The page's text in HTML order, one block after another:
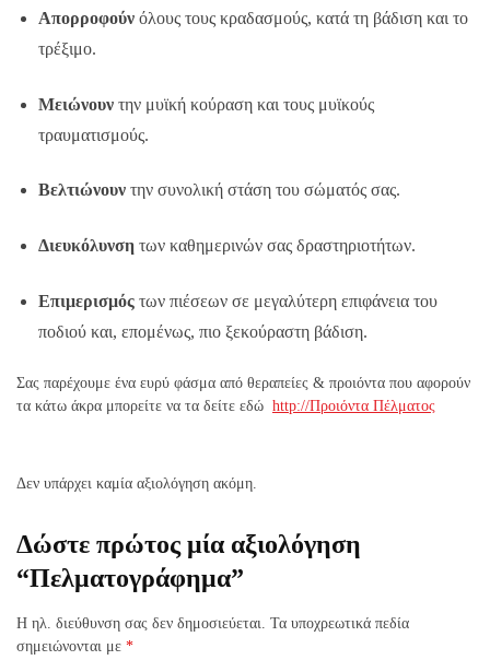
Απορροφούν όλους τους κραδασμούς, κατά τη βάδιση και το
τρέξιμο.
Μειώνουν την μυϊκή κούραση και τους μυϊκούς
τραυματισμούς.
Βελτιώνουν την συνολική στάση του σώματός σας.
Διευκόλυνση των καθημερινών σας δραστηριοτήτων.
Επιμερισμός των πιέσεων σε μεγαλύτερη επιφάνεια του
ποδιού και, επομένως, πιο ξεκούραστη βάδιση.
Σας παρέχουμε ένα ευρύ φάσμα από θεραπείες & προιόντα που αφορούν
τα κάτω άκρα μπορείτε να τα δείτε εδώ http://Προιόντα Πέλματος
Δεν υπάρχει καμία αξιολόγηση ακόμη.
Δώστε πρώτος μία αξιολόγηση
“Πελματογράφημα”
Η ηλ. διεύθυνση σας δεν δημοσιεύεται. Τα υποχρεωτικά πεδία
σημειώνονται με *